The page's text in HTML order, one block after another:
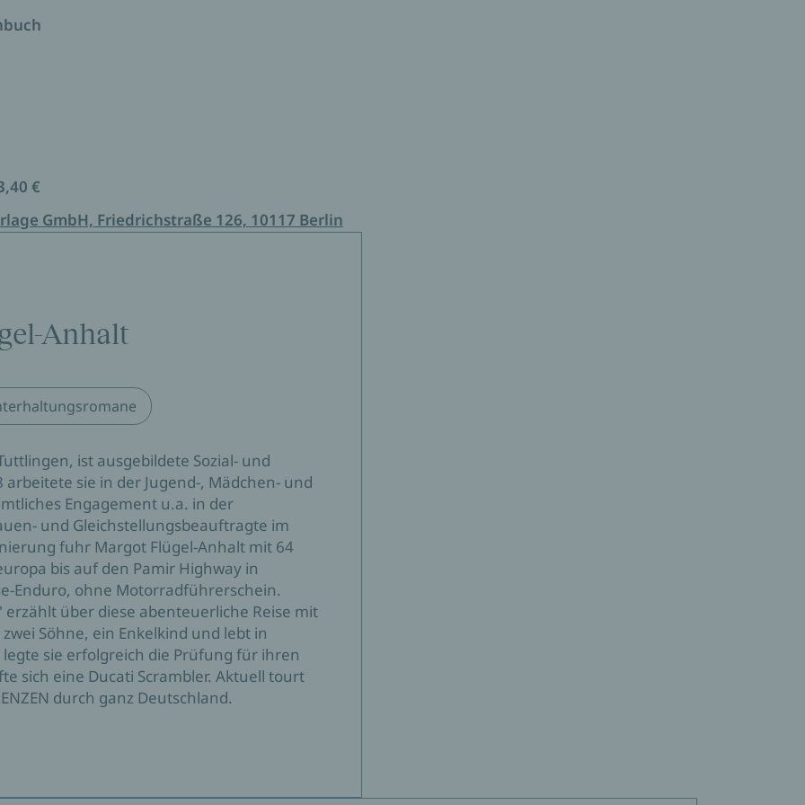
€
GmbH, Friedrichstraße 126, 10117 Berlin
Anhalt
ist ausgebildete Sozial- und
sie in der Jugend-, Mädchen- und
Engagement u.a. in der
und Gleichstellungsbeauftragte im
fuhr Margot Flügel-Anhalt mit 64
bis auf den Pamir Highway in
Enduro, ohne Motorradführerschein.
über diese abenteuerliche Reise mit
Söhne, ein Enkelkind und lebt in
sie erfolgreich die Prüfung für ihren
sich eine Ducati Scrambler. Aktuell tourt
durch ganz Deutschland.